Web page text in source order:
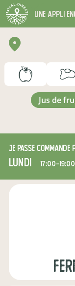
une appli
jus de
Je passe commande
lundi 17:00-19:00